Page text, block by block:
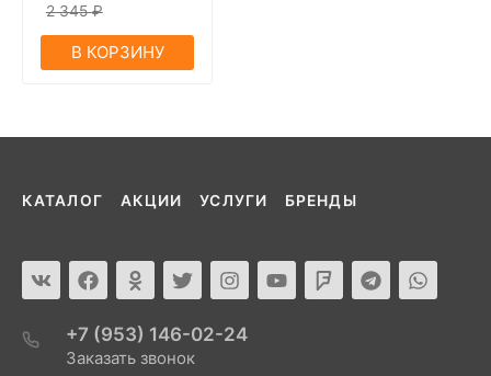
2 345 ₽
В КОРЗИНУ
КАТАЛОГ АКЦИИ УСЛУГИ БРЕНДЫ
+7 (953) 146-02-24
Заказать звонок